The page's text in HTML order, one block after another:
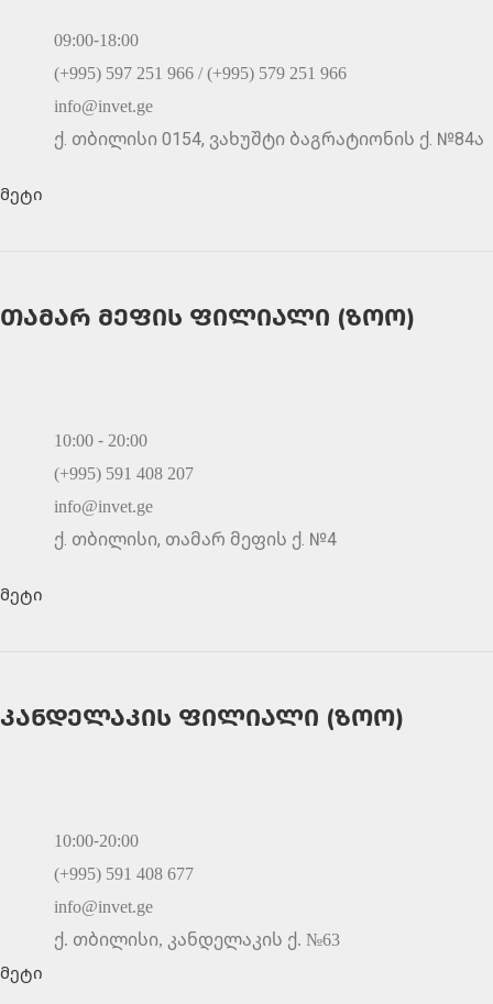
09:00-18:00
(+995) 597 251 966 / (+995) 579 251 966
info@invet.ge
ქ. თბილისი 0154, ვახუშტი ბაგრატიონის ქ. №84ა
მეტი
თამარ მეფის ფილიალი (ზოო)
10:00 - 20:00
(+995) 591 408 207
info@invet.ge
ქ. თბილისი, თამარ მეფის ქ. №4
მეტი
კანდელაკის ფილიალი (ზოო)
10:00-20:00
(+995) 591 408 677
info@invet.ge
ქ. თბილისი, კანდელაკის ქ. №63
მეტი